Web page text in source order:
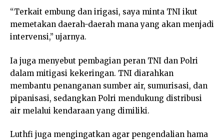
“Terkait embung dan irigasi, saya minta TNI ikut
memetakan daerah-daerah mana yang akan menjadi
intervensi,” ujarnya.
Ia juga menyebut pembagian peran TNI dan Polri
dalam mitigasi kekeringan. TNI diarahkan
membantu penanganan sumber air, sumurisasi, dan
pipanisasi, sedangkan Polri mendukung distribusi
air melalui kendaraan yang dimiliki.
Luthfi juga mengingatkan agar pengendalian hama